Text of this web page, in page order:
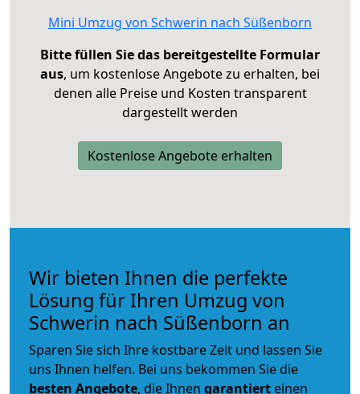
Mini Umzug von Schwerin nach Süßenborn
Bitte füllen Sie das bereitgestellte Formular
aus, um kostenlose Angebote zu erhalten, bei
denen alle Preise und Kosten transparent
dargestellt werden
Kostenlose Angebote erhalten
Wir bieten Ihnen die perfekte
Lösung für Ihren Umzug von
Schwerin nach Süßenborn an
Sparen Sie sich Ihre kostbare Zeit und lassen Sie
uns Ihnen helfen. Bei uns bekommen Sie die
besten Angebote, die Ihnen garantiert einen